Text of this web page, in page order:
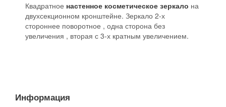
Квадратное настенное косметическое зеркало на
двухсекционном кронштейне. Зеркало 2-х
стороннее поворотное , одна сторона без
увеличения , вторая с 3-х кратным увеличением.
Информация